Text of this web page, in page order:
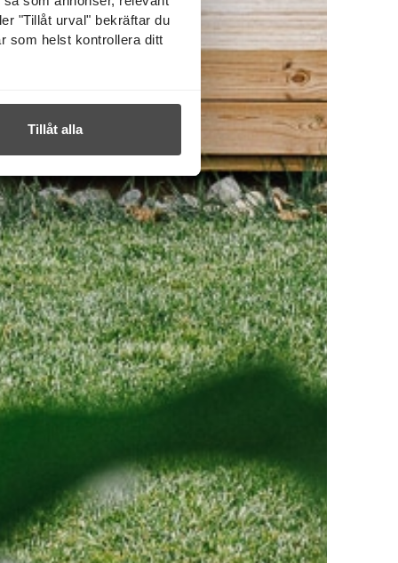
"Tillåt urval" bekräftar du
som helst kontrollera ditt
Tillåt alla